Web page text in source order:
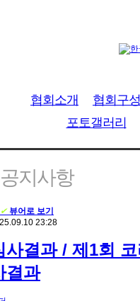
협회소개 협회구성
포토갤러리
공지사항
✔ 뷰어로 보기
23:28
사결과 / 제1회
결과